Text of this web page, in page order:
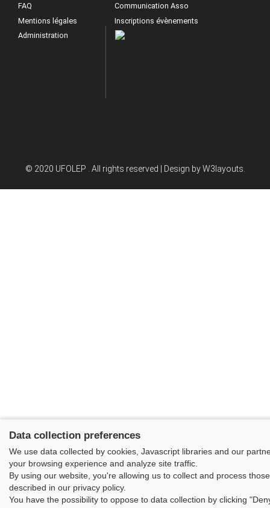
FAQ
Mentions légales
Administration
Communication Asso
Inscriptions évènements
© 2020 UFOLEP . All rights reserved | Design byW3layouts.
Data collection preferences
We use data collected by cookies, Javascript libraries and our
your browsing experience and analyze site traffic.
By using our website, you're allowing us to collect and process
described in our privacy policy.
You have the possibility to oppose to data collection by clicking